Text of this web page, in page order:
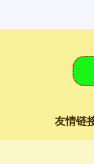
友情链